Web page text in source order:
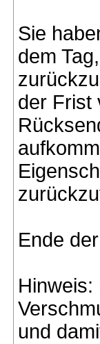
Sie
dem
der Frist
Ende
Hinweis:
und